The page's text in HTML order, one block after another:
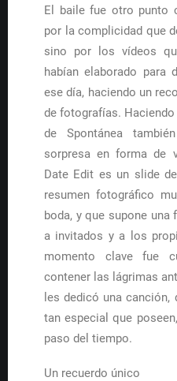
El baile fue otro punto
por la complicidad que
sino por los vídeos
habían elaborado para
ese día, haciendo un
de fotografías.
de Spontánea
sorpresa en forma de
Date Edit es un slide
resumen fotográfico
boda, y que supone
a invitados y a los
momento clave fue
contener las lágrimas
les dedicó una
tan especial que
paso del tiempo.
Un recuerdo único